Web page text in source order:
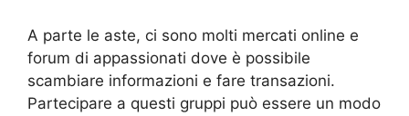
A parte le aste, ci sono molti mercati online e
forum di appassionati dove è possibile
scambiare informazioni e fare transazioni.
Partecipare a questi gruppi può essere un modo